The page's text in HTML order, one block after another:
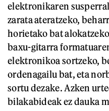
elektronikaren
zarata ateratzeko,
horietako bat
baxu-gitarra
elektronikoa sortzeko,
ordenagailu bat, eta
sortu dezake. Azken
bilakabideak ez dauka